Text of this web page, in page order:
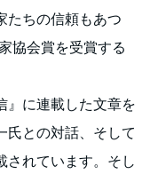
たちの信頼もあつ
協会賞を受賞する
』に連載した文章を
氏との対話、そして
されています。そし